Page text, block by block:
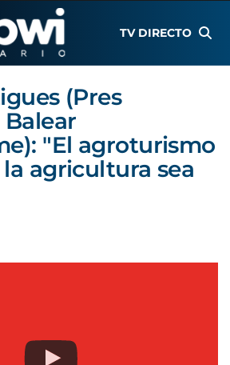
TV DIRECTO
(Pres
"El agroturismo
agricultura sea